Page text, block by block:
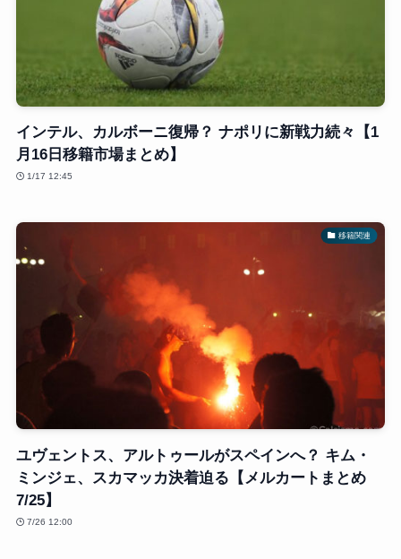
インテル、カルボーニ復帰？ ナポリに新戦力続々【1
月16日移籍市場まとめ】
1/17 12:45
移籍関連
ユヴェントス、アルトゥールがスペインへ？ キム・
ミンジェ、スカマッカ決着迫る【メルカートまとめ
7/25】
7/26 12:00